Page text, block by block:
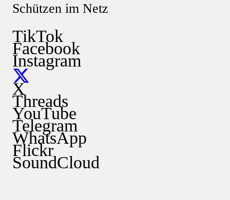
Schützen im Netz
TikTok
Facebook
Instagram
X
Threads
YouTube
Telegram
WhatsApp
Flickr
SoundCloud